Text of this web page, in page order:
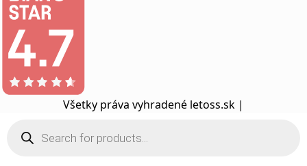
Všetky práva vyhradené letoss.sk |
search